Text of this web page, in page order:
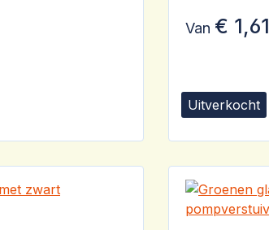
Uitverkocht
Van € 1,61